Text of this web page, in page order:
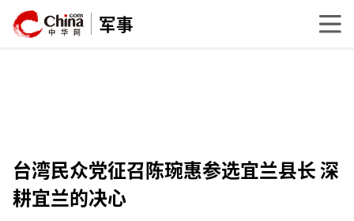
军事
台湾民众党征召陈琬惠参选宜兰县长 深
耕宜兰的决心